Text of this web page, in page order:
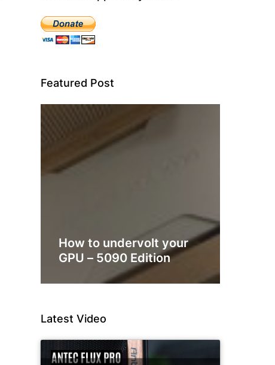
Featured Post
How to undervolt your
GPU – 5090 Edition
Latest Video